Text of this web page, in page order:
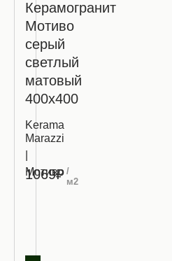
Керамогранит
Мотиво
серый
светлый
матовый
400х400
Kerama
Marazzi
Мотиво
1069₽ /
м2